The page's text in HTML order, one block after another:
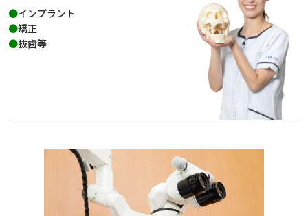
インプラント
矯正
抜歯等